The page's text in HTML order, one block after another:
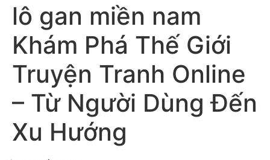
lô gan miền nam
Khám Phá Thế Giới
Truyện Tranh Online
– Từ Người Dùng Đến
Xu Hướng